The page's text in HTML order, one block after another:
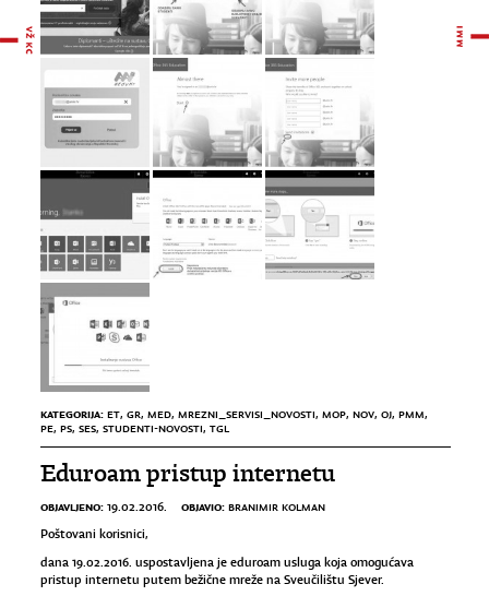
KATEGORIJA: ET, GR, MED, MREZNI_SERVISI_NOVOSTI, MOP, NOV, OJ, PMM,
PE, PS, SES, STUDENTI-NOVOSTI, TGL
Eduroam pristup internetu
OBJAVLJENO: 19.02.2016. OBJAVIO: BRANIMIR KOLMAN
Poštovani korisnici,
dana 19.02.2016. uspostavljena je eduroam usluga koja omogućava
pristup internetu putem bežične mreže na Sveučilištu Sjever.